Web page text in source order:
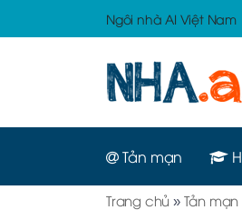
Ngôi nhà AI Việt Nam
Tản mạn
Trang chủ » Tản mạn